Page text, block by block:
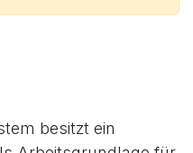
besitzt ein